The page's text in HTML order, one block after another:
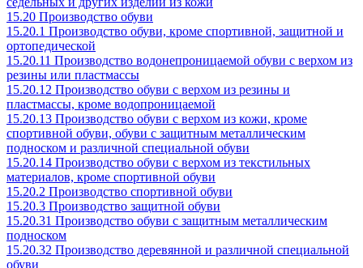
15.20 Производство обуви
15.20.1 Производство обуви, кроме спортивной, защитной и
ортопедической
15.20.11 Производство водонепроницаемой обуви с верхом из
резины или пластмассы
15.20.12 Производство обуви с верхом из резины и
пластмассы, кроме водопроницаемой
15.20.13 Производство обуви с верхом из кожи, кроме
спортивной обуви, обуви с защитным металлическим
подноском и различной специальной обуви
15.20.14 Производство обуви с верхом из текстильных
материалов, кроме спортивной обуви
15.20.2 Производство спортивной обуви
15.20.3 Производство защитной обуви
15.20.31 Производство обуви с защитным металлическим
подноском
15.20.32 Производство деревянной и различной специальной
обуви